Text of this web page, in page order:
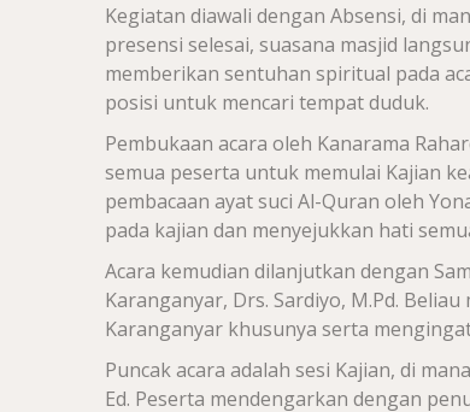
Kegiatan diawali dengan Absensi, di
presensi selesai, suasana masjid
memberikan sentuhan spiritual pada
posisi untuk mencari tempat duduk.
Pembukaan acara oleh Kanarama
semua peserta untuk memulai Kajian
pembacaan ayat suci Al-Quran oleh
pada kajian dan menyejukkan hati
Acara kemudian dilanjutkan dengan
Karanganyar, Drs. Sardiyo, M.Pd.
Karanganyar khusunya serta
Puncak acara adalah sesi Kajian, di
Ed. Peserta mendengarkan dengan